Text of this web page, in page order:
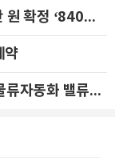
자율주행 AI 스트라드비젼, 공모가 1.2만 원 확정 ‘840억 수혈’
약
클로봇, 두산로지스틱스솔루션 인수로 물류자동화 밸류체인 확장 추진 - IBK투자증권